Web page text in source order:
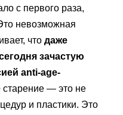
с первого раза,
невозможная
что даже
зачастую
anti-age-
старение — это не
и пластики. Это